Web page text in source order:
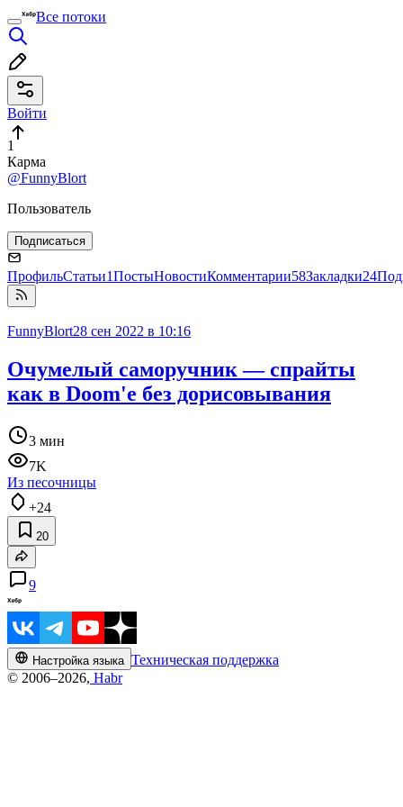
Все потоки
Войти
1
Карма
@FunnyBlort
Пользователь
Подписаться
ПрофильСтатьи1ПостыНовостиКомментарии58Закладки24
FunnyBlort28 сен 2022 в 10:16
Очумелый саморучник — спрайты
как в Doom'е без дорисовывания
3 мин
7K
Из песочницы
+24
20
9
Настройка языка Техническая поддержка
© 2006–2026, Habr